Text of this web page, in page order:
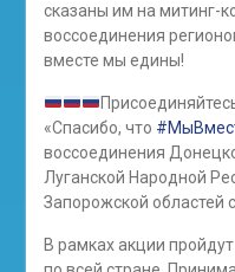
сказаны им на митинг-
воссоединения
вместе мы едины!
«Спасибо, что
воссоединения
Луганской Народной
Запорожской областей
В рамках акции